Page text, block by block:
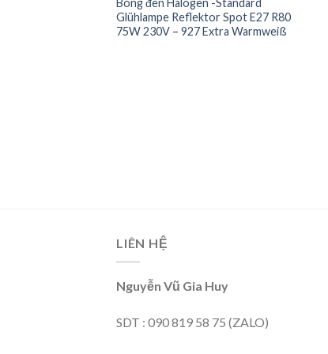
Bóng đèn Halogen -Standard
Glühlampe Reflektor Spot E27 R80
75W 230V – 927 Extra Warmweiß
LIÊN HỆ
Nguyễn Vũ Gia Huy
SDT : 090 819 58 75 (ZALO)